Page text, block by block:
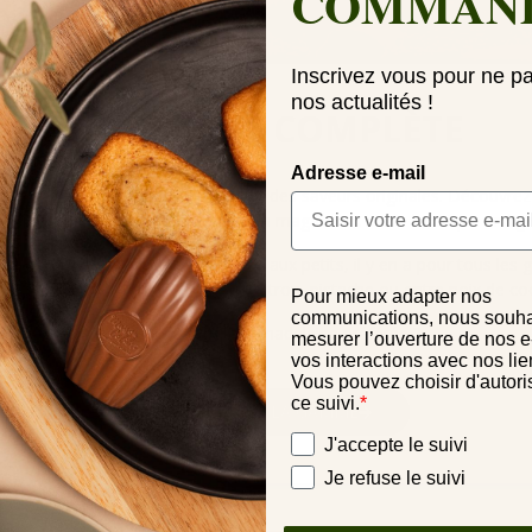
LA GAMME COMPLÈTE
des madeleines authentiques et des saveurs originales.
de madeleines à retrouver en magasin et sur la boutique en
pour faire plaisir aux grands et aux petits, il y en a pour tous les
au lait, framboise, orange, citron, pistache ou entre noix de
Laquelle sera votre madeleine préférée ?
JE DÉCOUVRE LA GAMME
Inscrivez vous pour ne
nos actualités !
Adresse e-mail
Pour mieux adapter nos
communications, nous
mesurer l’ouverture de nos
vos interactions avec nos
Vous pouvez choisir
ce suivi.*
Vos préférences
J'accepte le suivi
Je refuse le suivi